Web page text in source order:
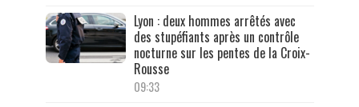
Lyon : deux hommes arrêtés avec
des stupéfiants après un contrôle
nocturne sur les pentes de la Croix-
Rousse
09:33